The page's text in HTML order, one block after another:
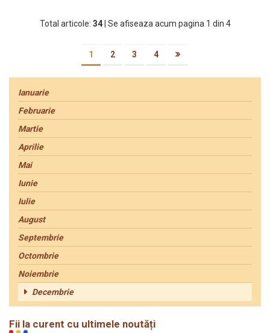
Total articole: 34| Se afiseaza acum pagina 1 din 4
1 2 3 4
Ianuarie
Februarie
Martie
Aprilie
Mai
Iunie
Iulie
August
Septembrie
Octombrie
Noiembrie
Decembrie
Fii la curent cu ultimele noutăți